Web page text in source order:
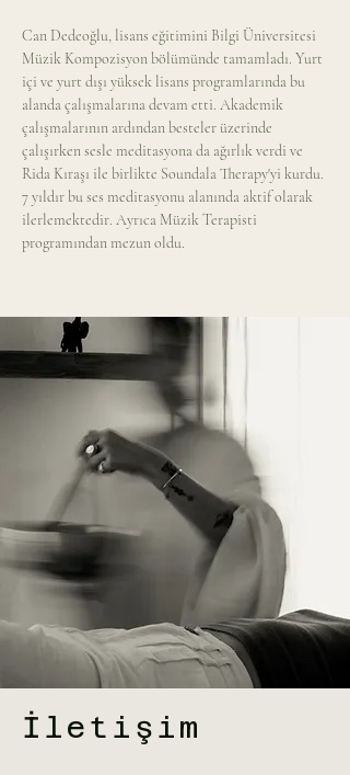
Can Dedeoğlu, lisans eğitimini Bilgi Üniversitesi
Müzik Kompozisyon bölümünde tamamladı. Yurt
içi ve yurt dışı yüksek lisans programlarında bu
alanda çalışmalarına devam etti. Akademik
çalışmalarının ardından besteler üzerinde
çalışırken sesle meditasyona da ağırlık verdi ve
Rida Kıraşı ile birlikte Soundala Therapy'yi kurdu.
7 yıldır bu ses meditasyonu alanında aktif olarak
ilerlemektedir. Ayrıca Müzik Terapisti
programından mezun oldu.
İletişim